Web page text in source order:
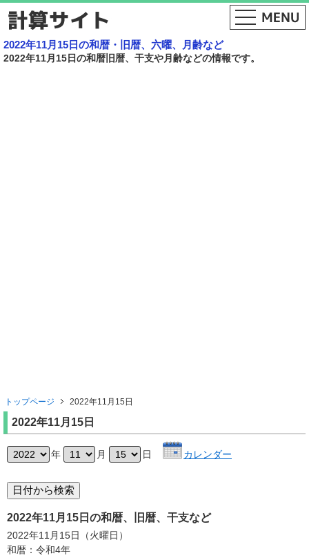
2022年11月15日の和暦・旧暦、六曜、月齢など
2022年11月15日の和暦旧暦、干支や月齢などの情報です。
トップページ 2022年11月15日
2022年11月15日
年 月 日 カレンダー
2022年11月15日の和暦、旧暦、干支など
2022年11月15日（火曜日）
和暦：令和4年